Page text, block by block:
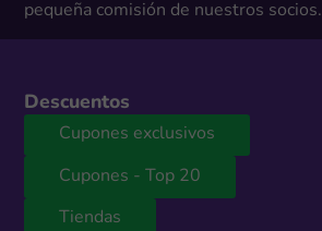
pequeña comisión de nuestros socios.
Descuentos
Cupones exclusivos
Cupones - Top 20
Tiendas